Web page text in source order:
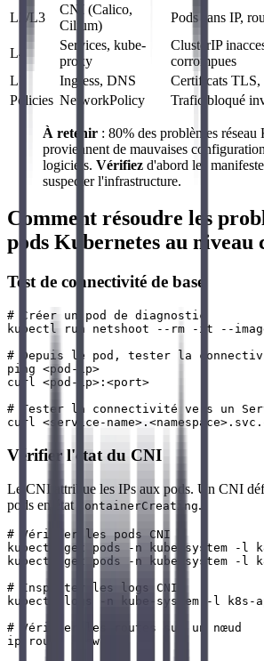
L2/L3
CNI (Calico,
Cilium)
Pods sans IP,
L4
Services, kube-
proxy
ClusterIP
corrompues
L7
Ingress, DNS
Certificats
Policies NetworkPolicy Trafic bloqué
À retenir : 80% des problèmes réseau
proviennent de mauvaises
logiciels. Vérifiez d'abord les
suspecter l'infrastructure.
Comment résoudre les
pods Kubernetes au niveau
Test de connectivité de base
# Créer un pod de diagnostic
kubectl run netshoot --rm -it --
# Depuis le pod, tester la
ping <pod-ip>
curl <pod-ip>:<port>
# Tester la connectivité vers un
Vérifier l'état du CNI
Le CNI attribue les IPs aux pods. Un CNI
pods en état
ContainerCreating.
# Vérifier les pods CNI
kubectl get pods -n kube-system -l
kubectl get pods -n kube-system -l
# Inspecter les logs CNI
kubectl logs -n kube-system -l k8s-
# Vérifier les routes sur un nœud